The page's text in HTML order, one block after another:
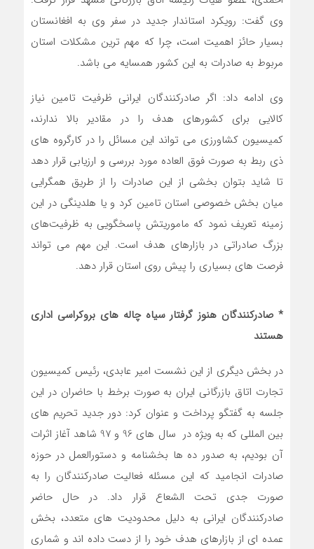
وی گفت: رویکرد استاندار جدید در سفر وی به افغانستان
بسیار حائز اهمیت است، چرا که مهم ترین مشکلات استان
مربوط به صادرات به این کشور همسایه می باشد.
وی ادامه داد: اگر صادرکنندگان ایرانی ظرفیت تامین نیاز
کالایی برای کشورهای هدف را در مقادیر بالا ندارند،
کمیسیون کشاورزی می تواند این مسائل را در کارگروه های
ذی ربط به صورت فوق العاده مورد بررسی و ارزیابی قرار دهد
تا شاید بتوان بخشی از این صادرات را از طریق همگرایی
میان بخش خصوصی استان تامین کرد و یا هلدینگی در این
زمینه تعریف نمود که ماموریتش پاسخگویی به ظرفیت‌های
بزرگ صادراتی در بازارهای هدف است. این مهم می تواند
فرصت های بسیاری را پیش روی استان قرار دهد.
* صادرکنندگان هنوز گرفتار سیاه چاله های بروکراسی اداری
هستند
در بخش دیگری از این نشست امیر عابدی، رئیس کمیسیون
تجارت اتاق بازرگانی ایران به صورت برخط با حاضران در این
جلسه به گفتگو پرداخت و عنوان کرد: دور جدید تحریم های
بین المللی که به ویژه در سال های 96 و 97 شاهد آغاز اثرات
آن بودیم، به صدور ده ها بخشنامه و دستورالعمل در حوزه
صادرات انجامید که این مسئله فعالیت صادرکنندگان را به
صورت جدی تحت الشعاع قرار داد. در حال حاضر
صادرکنندگان ایرانی به دلیل محدودیت های متعدد، بخش
عمده ای از بازارهای هدف خود را از دست داده اند و شماری